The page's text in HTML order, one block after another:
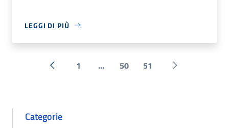
LEGGI DI PIÙ
« Precedente
1 ... 50 51 Successiva »
Categorie